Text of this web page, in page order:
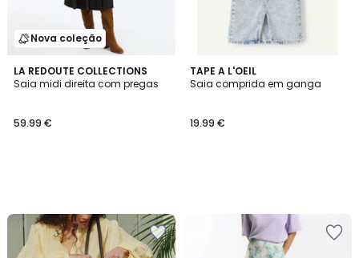
Nova coleção
LA REDOUTE COLLECTIONS
Saia midi direita com pregas
59.99 €
TAPE A L'OEIL
Saia comprida em ganga
19.99 €